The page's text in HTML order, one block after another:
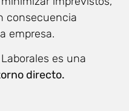
consecuencia
empresa.
es una
directo.